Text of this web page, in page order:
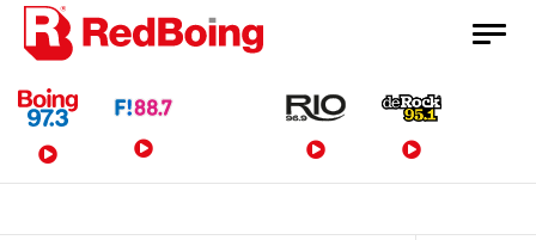
Menú Principal